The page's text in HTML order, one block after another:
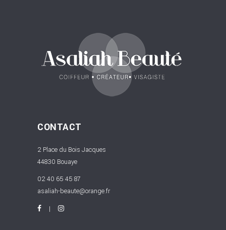
CONTACT
2 Place du Bois Jacques
44830 Bouaye
02 40 65 45 87
asaliah-beaute@orange.fr